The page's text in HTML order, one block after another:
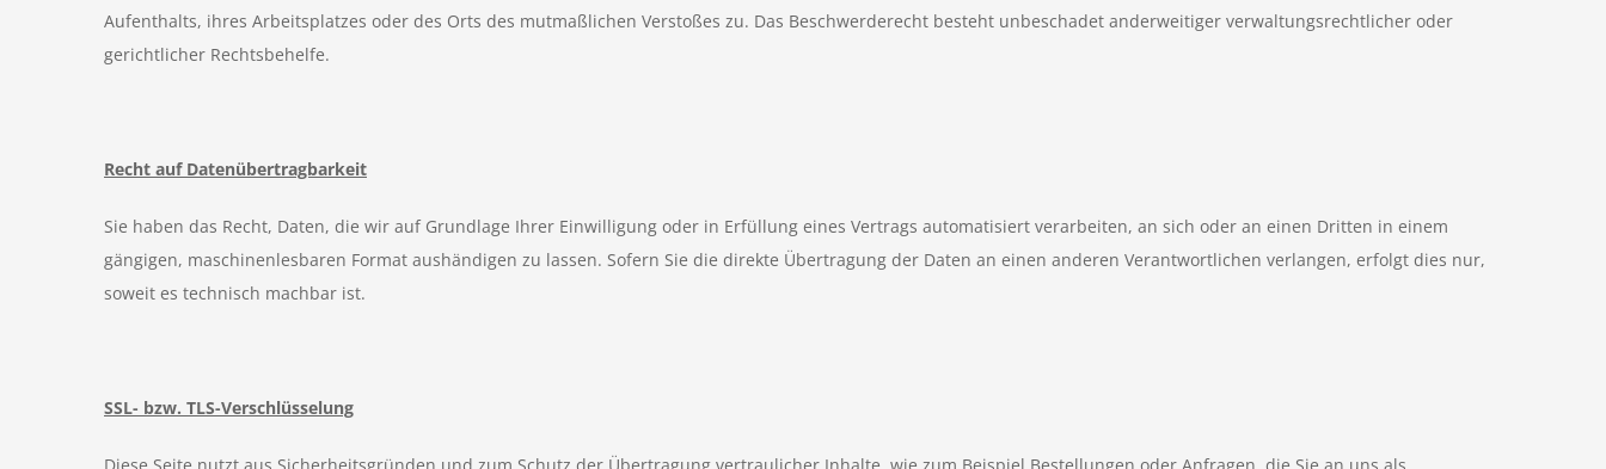
Aufenthalts, ihres Arbeitsplatzes oder des Orts des mutmaßlichen Verstoßes zu. Das Beschwerderecht besteht unbeschadet anderweitiger verwaltungsrechtlicher oder
gerichtlicher Rechtsbehelfe.
Recht auf Datenübertragbarkeit
Sie haben das Recht, Daten, die wir auf Grundlage Ihrer Einwilligung oder in Erfüllung eines Vertrags automatisiert verarbeiten, an sich oder an einen Dritten in einem
gängigen, maschinenlesbaren Format aushändigen zu lassen. Sofern Sie die direkte Übertragung der Daten an einen anderen Verantwortlichen verlangen, erfolgt dies nur,
soweit es technisch machbar ist.
SSL- bzw. TLS-Verschlüsselung
Diese Seite nutzt aus Sicherheitsgründen und zum Schutz der Übertragung vertraulicher Inhalte, wie zum Beispiel Bestellungen oder Anfragen, die Sie an uns als